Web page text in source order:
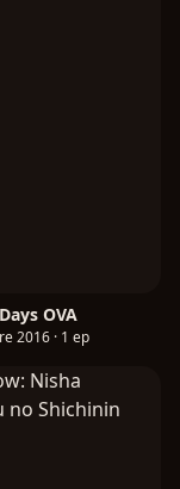
OVA
2016 · 1 ep